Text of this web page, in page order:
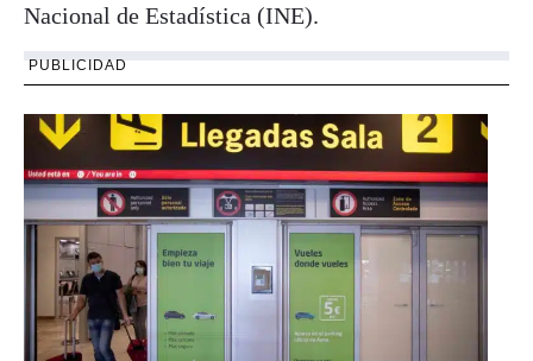
Nacional de Estadística (INE).
PUBLICIDAD